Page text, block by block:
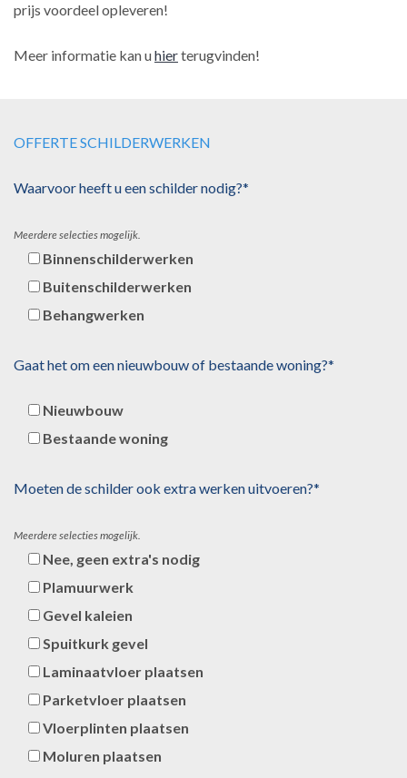
prijs voordeel opleveren!
Meer informatie kan uhierterugvinden!
OFFERTE SCHILDERWERKEN
Waarvoor heeft u een schilder nodig?*
Meerdere selecties mogelijk.
Binnenschilderwerken
Buitenschilderwerken
Behangwerken
Gaat het om een nieuwbouw of bestaande woning?*
Nieuwbouw
Bestaande woning
Moeten de schilder ook extra werken uitvoeren?*
Meerdere selecties mogelijk.
Nee, geen extra's nodig
Plamuurwerk
Gevel kaleien
Spuitkurk gevel
Laminaatvloer plaatsen
Parketvloer plaatsen
Vloerplinten plaatsen
Moluren plaatsen